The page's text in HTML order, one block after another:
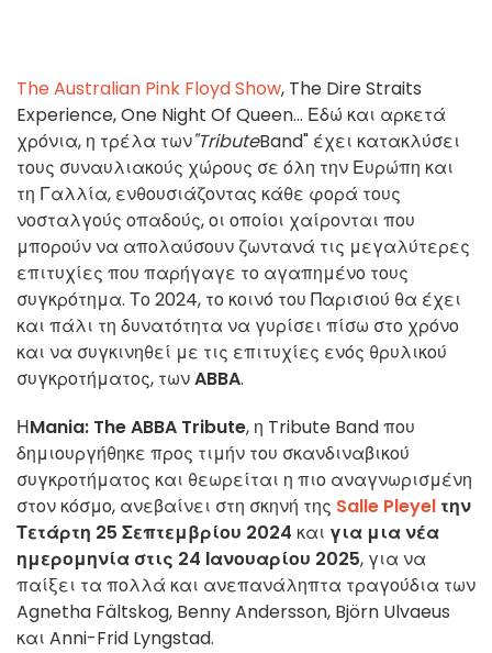
The Australian Pink Floyd Show, The Dire Straits
Experience, One Night Of Queen... Εδώ και αρκετά
χρόνια, η τρέλα των"TributeBand" έχει κατακλύσει
τους συναυλιακούς χώρους σε όλη την Ευρώπη και
τη Γαλλία, ενθουσιάζοντας κάθε φορά τους
νοσταλγούς οπαδούς, οι οποίοι χαίρονται που
μπορούν να απολαύσουν ζωντανά τις μεγαλύτερες
επιτυχίες που παρήγαγε το αγαπημένο τους
συγκρότημα. Το 2024, το κοινό του Παρισιού θα έχει
και πάλι τη δυνατότητα να γυρίσει πίσω στο χρόνο
και να συγκινηθεί με τις επιτυχίες ενός θρυλικού
συγκροτήματος, τωνABBA.
ΗMania: The ABBA Tribute, η Tribute Band που
δημιουργήθηκε προς τιμήν του σκανδιναβικού
συγκροτήματος και θεωρείται η πιο αναγνωρισμένη
στον κόσμο, ανεβαίνει στη σκηνή της Salle Pleyel την
Τετάρτη 25 Σεπτεμβρίου 2024 και για μια νέα
ημερομηνία στις 24 Ιανουαρίου 2025, για να
παίξει τα πολλά και ανεπανάληπτα τραγούδια των
Agnetha Fältskog, Benny Andersson, Björn Ulvaeus
και Anni-Frid Lyngstad.